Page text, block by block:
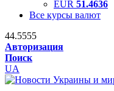
EUR 51.4636
Все курсы валют
44.5555
Авторизация
Поиск
UA